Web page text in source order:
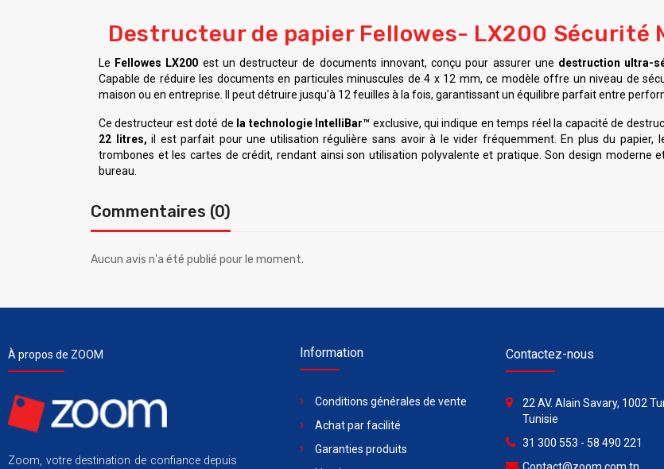
Destructeur de papier Fellowes- LX200 Sécurité
Le Fellowes LX200 est un destructeur de documents innovant, conçu pour assurer une destruction ultra-
Capable de réduire les documents en particules minuscules de 4 x 12 mm, ce modèle offre un niveau de
maison ou en entreprise. Il peut détruire jusqu'à 12 feuilles à la fois, garantissant un équilibre parfait entre
Ce destructeur est doté de la technologie IntelliBar™ exclusive, qui indique en temps réel la capacité de
22 litres, il est parfait pour une utilisation régulière sans avoir à le vider fréquemment. En plus du papier,
trombones et les cartes de crédit, rendant ainsi son utilisation polyvalente et pratique. Son design
bureau.
Commentaires (0)
Aucun avis n'a été publié pour le moment.
À propos de ZOOM
Zoom, votre destination de confiance depuis
Information
Conditions générales de vente
Achat par facilité
Garanties produits
Contactez-nous
22 AV. Alain Savary, 1002
Tunisie
31 300 553 - 58 490 221